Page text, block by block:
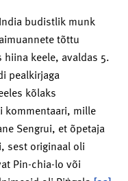
budistlik munk
tõttu
keele, avaldas 5.
pealkirjaga
kõlaks
kommentaari, mille
Sengrui, et õpetaja
sest originaal oli
Pin-chia-lo või